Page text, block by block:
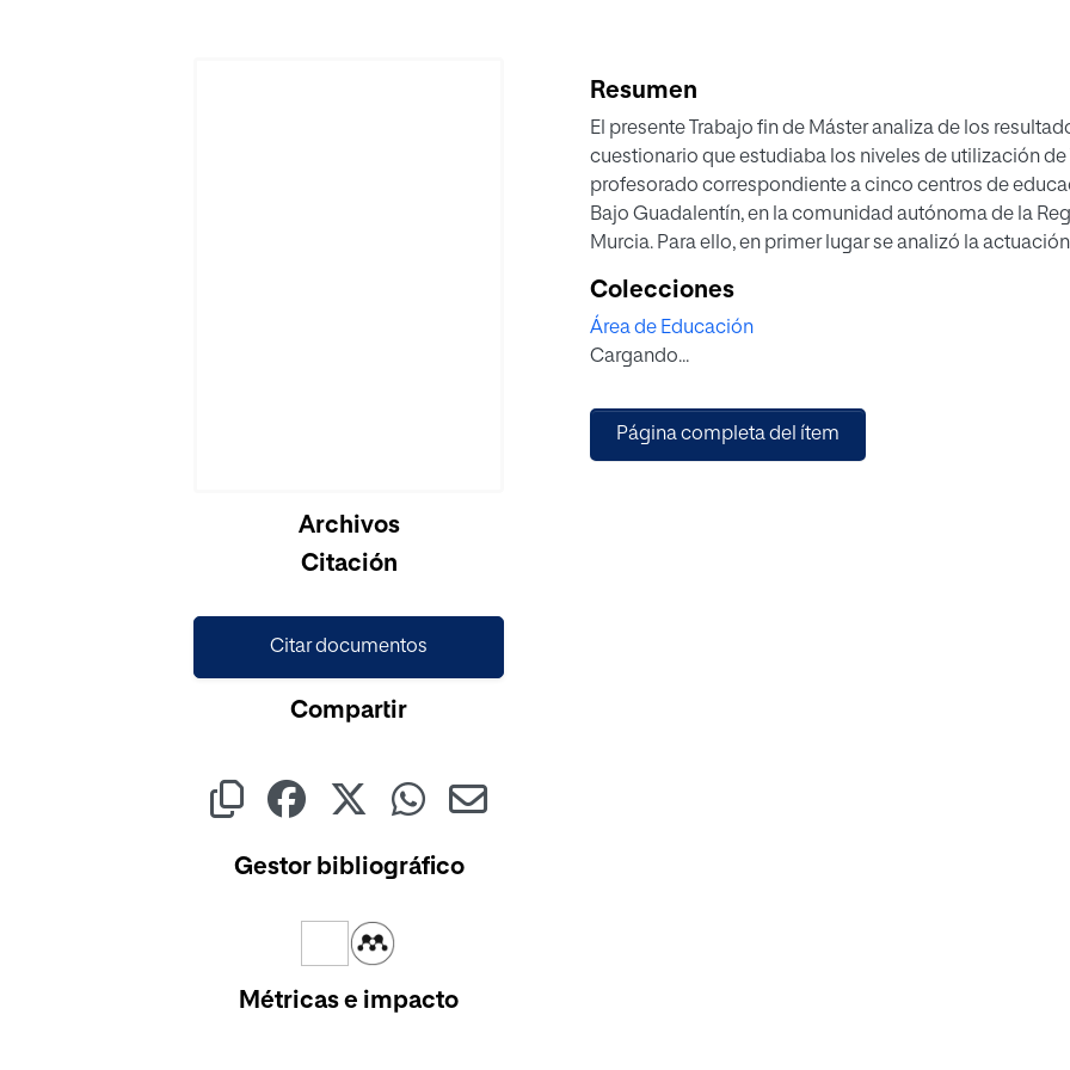
Archivos
Citación
Citar documentos
Compartir
Gestor bibliográfico
Métricas e impacto
Resumen
El presente Trabajo fin de Máster analiza de los
cuestionario que estudiaba los niveles de utilización de
profesorado correspondiente a cinco centros de
Bajo Guadalentín, en la comunidad autónoma de la
Murcia. Para ello, en primer lugar se analizó la
seleccionan herramientas para ser empleadas como
clases magistrales. A continuación se analizaron
didácticos mediante uso de TIC, disponibles en la
analizaron las ventajas e inconvenientes que presenta el
educación secundaria actualmente. Por último, se
Colecciones
Área de Educación
Cargando...
Página completa del ítem